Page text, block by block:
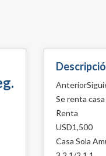
Se renta
Renta
USD1,500
Casa Sola